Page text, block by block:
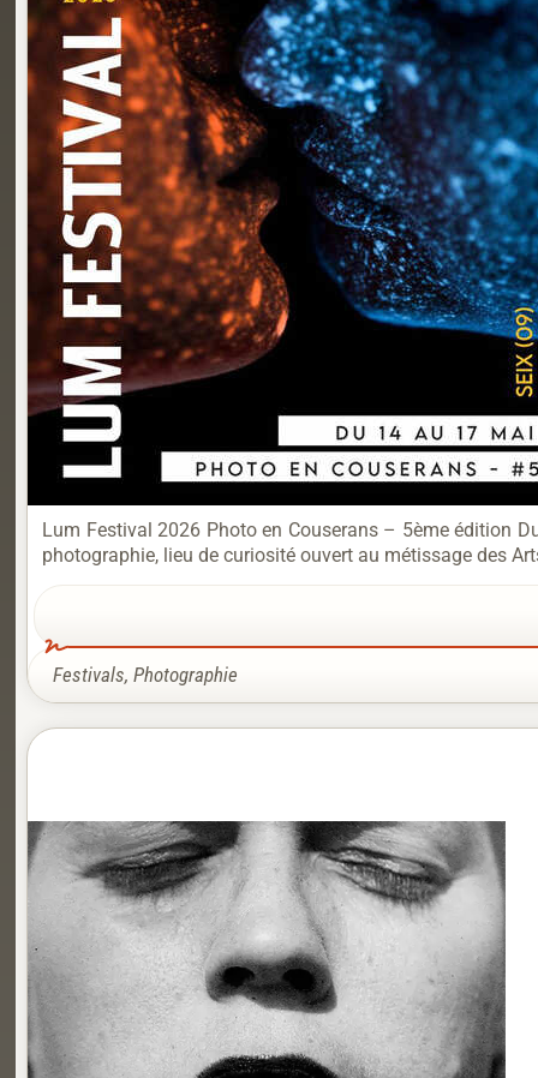
Lum Festival 2026 Photo en Couserans – 5ème édition
photographie, lieu de curiosité ouvert au métissage des
Festivals, Photographie